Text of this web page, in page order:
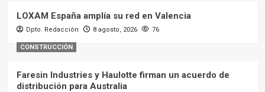
LOXAM España amplía su red en Valencia
Dpto. Redacción 8 agosto, 2026 76
CONSTRUCCIÓN
Faresin Industries y Haulotte firman un acuerdo de
distribución para Australia